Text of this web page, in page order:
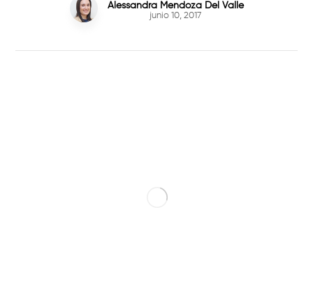
Alessandra Mendoza Del Valle
junio 10, 2017